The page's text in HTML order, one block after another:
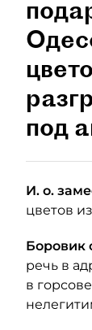
под
И. о.
цветов
Боровик
речь в
в